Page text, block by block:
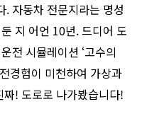
. 자동차 전문지라는 명성
지 어언 10년. 드디어 도
전 시뮬레이션 ‘고수의
경험이 미천하여 가상과
! 도로로 나가봤습니다!